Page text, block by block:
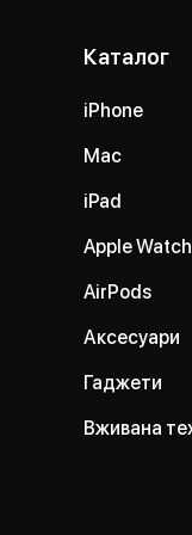
Каталог
iPhone
Mac
iPad
Apple Watch
AirPods
Аксесуари
Гаджети
Вживана